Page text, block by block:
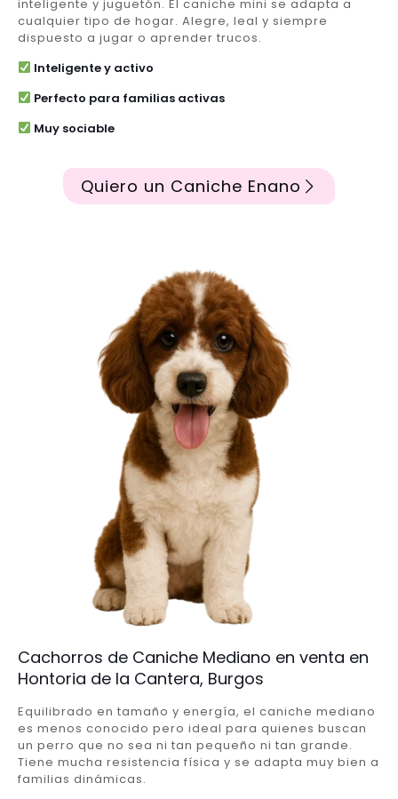
inteligente y juguetón. El caniche mini se adapta a
cualquier tipo de hogar. Alegre, leal y siempre
dispuesto a jugar o aprender trucos.
Inteligente y activo
Perfecto para familias activas
Muy sociable
Quiero un Caniche Enano
Cachorros de Caniche Mediano en venta en
Hontoria de la Cantera, Burgos
Equilibrado en tamaño y energía, el caniche mediano
es menos conocido pero ideal para quienes buscan
un perro que no sea ni tan pequeño ni tan grande.
Tiene mucha resistencia física y se adapta muy bien a
familias dinámicas.